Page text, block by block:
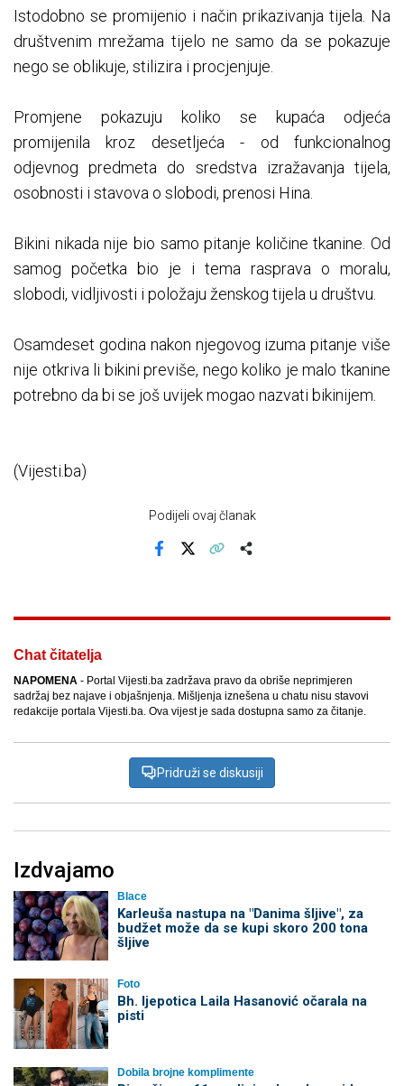
Istodobno se promijenio i način prikazivanja tijela. Na
društvenim mrežama tijelo ne samo da se pokazuje
nego se oblikuje, stilizira i procjenjuje.
Promjene pokazuju koliko se kupaća odjeća
promijenila kroz desetljeća - od funkcionalnog
odjevnog predmeta do sredstva izražavanja tijela,
osobnosti i stavova o slobodi, prenosi Hina.
Bikini nikada nije bio samo pitanje količine tkanine. Od
samog početka bio je i tema rasprava o moralu,
slobodi, vidljivosti i položaju ženskog tijela u društvu.
Osamdeset godina nakon njegovog izuma pitanje više
nije otkriva li bikini previše, nego koliko je malo tkanine
potrebno da bi se još uvijek mogao nazvati bikinijem.
(Vijesti.ba)
Podijeli ovaj članak
Facebook
Chat čitatelja
NAPOMENA - Portal Vijesti.ba zadržava pravo da obriše neprimjeren
sadržaj bez najave i objašnjenja. Mišljenja iznešena u chatu nisu stavovi
redakcije portala Vijesti.ba. Ova vijest je sada dostupna samo za čitanje.
Pridruži se diskusiji
Izdvajamo
Blace
Karleuša nastupa na "Danima šljive", za
budžet može da se kupi skoro 200 tona
šljive
Foto
Bh. ljepotica Laila Hasanović očarala na
pisti
Dobila brojne komplimente